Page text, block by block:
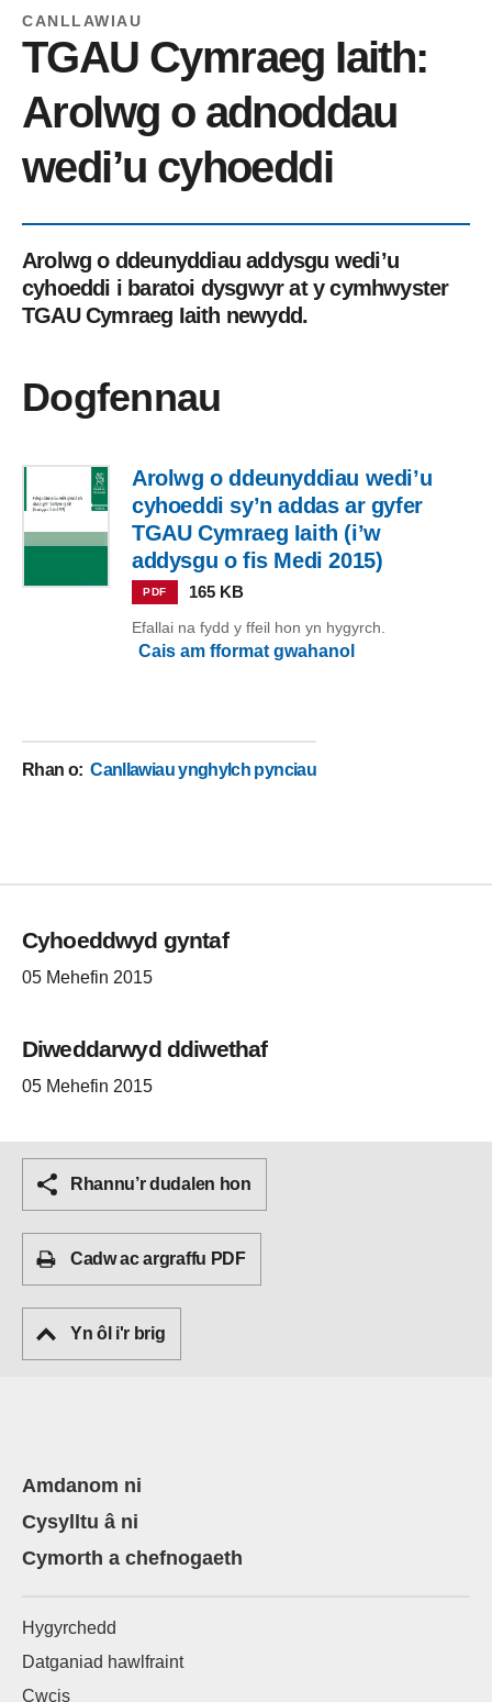
CANLLAWIAU
TGAU Cymraeg Iaith:
Arolwg o adnoddau
wedi’u cyhoeddi
Arolwg o ddeunyddiau addysgu wedi’u
cyhoeddi i baratoi dysgwyr at y cymhwyster
TGAU Cymraeg Iaith newydd.
Dogfennau
Arolwg o ddeunyddiau wedi’u
cyhoeddi sy’n addas ar gyfer
TGAU Cymraeg Iaith (i’w
addysgu o fis Medi 2015)
PDF 165 KB
Efallai na fydd y ffeil hon yn hygyrch.
Cais am fformat gwahanol
Rhan o:Canllawiau ynghylch pynciau
Cyhoeddwyd gyntaf
05 Mehefin 2015
Diweddarwyd ddiwethaf
05 Mehefin 2015
Rhannu’r dudalen hon
Cadw ac argraffu PDF
Yn ôl i'r brig
Amdanom ni
Cysylltu â ni
Cymorth a chefnogaeth
Hygyrchedd
Datganiad hawlfraint
Cwcis